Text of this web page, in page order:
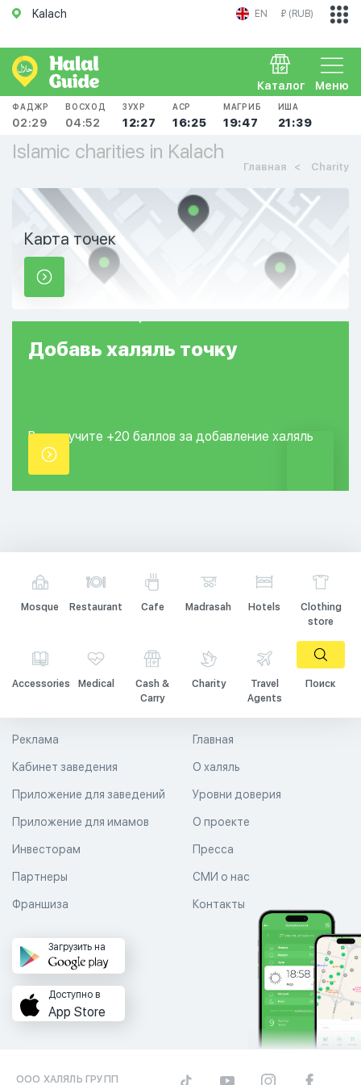
Kalach EN ₽ (RUB)
Меню
Каталог
ФАДЖР
02:29
ВОСХОД
04:52
ЗУХР
12:27
АСР
16:25
МАГРИБ
19:47
ИША
21:39
Islamic charities in Kalach
Главная Charity
Карта точек
Добавь халяль точку
Вы получите +20 баллов за добавление халяль
точки.
Mosque Restaurant Cafe Madrasah Hotels
Clothing
store
Accessories Medical
Cash &
Carry
Charity
Travel
Agents
Поиск
Главная
О халяль
Уровни доверия
Реклама
Кабинет заведения
Приложение для заведений
Приложение для имамов О проекте
Пресса
СМИ о нас
Контакты
Инвесторам
Партнеры
Франшиза
Загрузить на
Доступно в
App Store
ООО ХАЛЯЛЬ ГРУПП